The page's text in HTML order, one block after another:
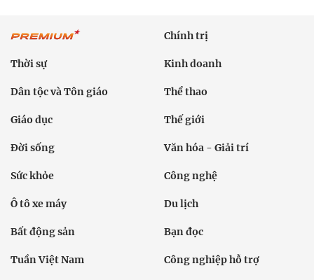
Chính trị
Thời sự Kinh doanh
Dân tộc và Tôn giáo Thể thao
Giáo dục Thế giới
Đời sống Văn hóa - Giải trí
Sức khỏe Công nghệ
Ô tô xe máy Du lịch
Bất động sản Bạn đọc
Tuần Việt Nam Công nghiệp hỗ trợ